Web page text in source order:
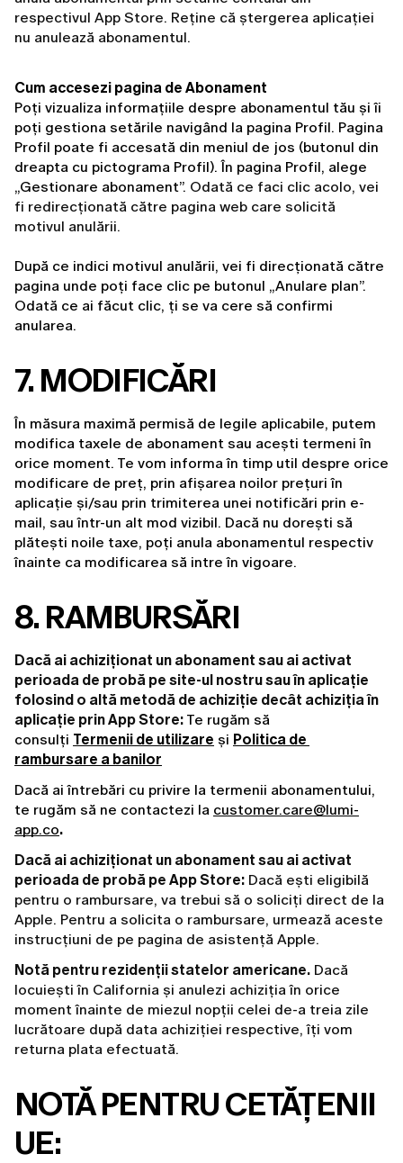
respectivul App Store. Reține că ștergerea aplicației
nu anulează abonamentul.
Cum accesezi pagina de Abonament
Poți vizualiza informațiile despre abonamentul tău și îi
poți gestiona setările navigând la pagina Profil. Pagina
Profil poate fi accesată din meniul de jos (butonul din
dreapta cu pictograma Profil). În pagina Profil, alege
„Gestionare abonament”. Odată ce faci clic acolo, vei
fi redirecționată către pagina web care solicită
motivul anulării.
După ce indici motivul anulării, vei fi direcționată către
pagina unde poți face clic pe butonul „Anulare plan”.
Odată ce ai făcut clic, ți se va cere să confirmi
anularea.
7. MODIFICĂRI
În măsura maximă permisă de legile aplicabile, putem
modifica taxele de abonament sau acești termeni în
orice moment. Te vom informa în timp util despre orice
modificare de preț, prin afișarea noilor prețuri în
aplicație și/sau prin trimiterea unei notificări prin e-
mail, sau într-un alt mod vizibil. Dacă nu dorești să
plătești noile taxe, poți anula abonamentul respectiv
înainte ca modificarea să intre în vigoare.
8. RAMBURSĂRI
Dacă ai achiziționat un abonament sau ai activat
perioada de probă pe site-ul nostru sau în aplicație
folosind o altă metodă de achiziție decât achiziția în
aplicație prin App Store: Te rugăm să
consulți Termenii de utilizare și Politica de
rambursare a banilor
Dacă ai întrebări cu privire la termenii abonamentului,
te rugăm să ne contactezi la customer.care@lumi-
app.co.
Dacă ai achiziționat un abonament sau ai activat
perioada de probă pe App Store: Dacă ești eligibilă
pentru o rambursare, va trebui să o soliciți direct de la
Apple. Pentru a solicita o rambursare, urmează aceste
instrucțiuni de pe pagina de asistență Apple.
Notă pentru rezidenții statelor americane. Dacă
locuiești în California și anulezi achiziția în orice
moment înainte de miezul nopții celei de-a treia zile
lucrătoare după data achiziției respective, îți vom
returna plata efectuată.
NOTĂ PENTRU CETĂȚENII
UE: